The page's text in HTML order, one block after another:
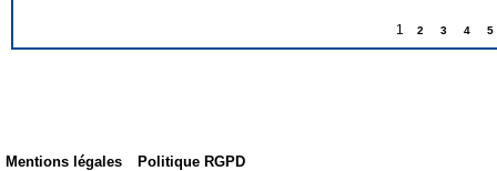
1 2 3 4 5
Mentions légales Politique RGPD